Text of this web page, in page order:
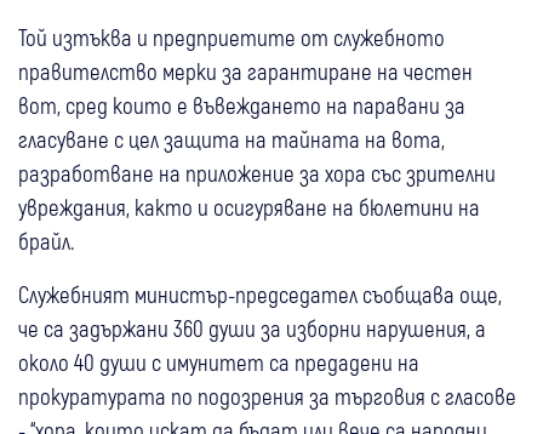
Той изтъква и предприетите от служебното
правителство мерки за гарантиране на честен
вот, сред които е въвеждането на паравани за
гласуване с цел защита на тайната на вота,
разработване на приложение за хора със зрителни
увреждания, както и осигуряване на бюлетини на
брайл.
Служебният министър-председател съобщава още,
че са задържани 360 души за изборни нарушения, а
около 40 души с имунитет са предадени на
прокуратурата по подозрения за търговия с гласове